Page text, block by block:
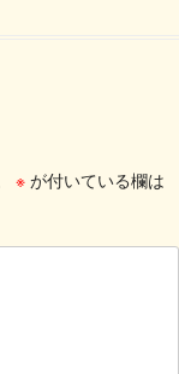
※ が付いている欄は